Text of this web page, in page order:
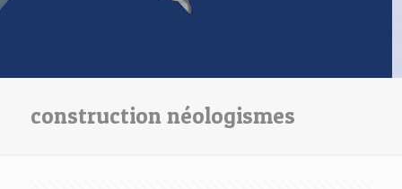
construction néologismes